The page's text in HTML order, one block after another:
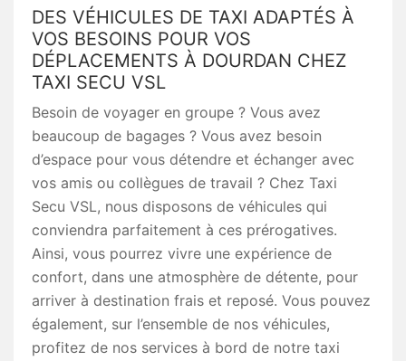
DES VÉHICULES DE TAXI ADAPTÉS À
VOS BESOINS POUR VOS
DÉPLACEMENTS À DOURDAN CHEZ
TAXI SECU VSL
Besoin de voyager en groupe ? Vous avez
beaucoup de bagages ? Vous avez besoin
d’espace pour vous détendre et échanger avec
vos amis ou collègues de travail ? Chez Taxi
Secu VSL, nous disposons de véhicules qui
conviendra parfaitement à ces prérogatives.
Ainsi, vous pourrez vivre une expérience de
confort, dans une atmosphère de détente, pour
arriver à destination frais et reposé. Vous pouvez
également, sur l’ensemble de nos véhicules,
profitez de nos services à bord de notre taxi